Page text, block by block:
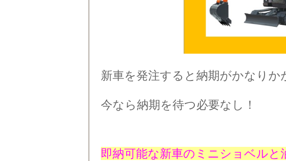
新車を発注すると納期がかなりか
今なら納期を待つ必要なし！
即納可能な新車のミニショベルと